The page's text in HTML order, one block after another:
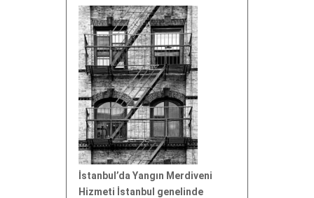
İstanbul’da Yangın Merdiveni
Hizmeti İstanbul genelinde